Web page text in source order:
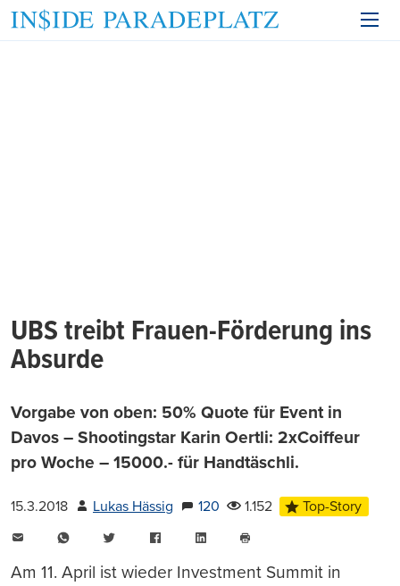
UBS treibt Frauen-Förderung ins
Absurde
Vorgabe von oben: 50% Quote für Event in
Davos – Shootingstar Karin Oertli: 2xCoiffeur
pro Woche – 15000.- für Handtäschli.
15.3.2018 Lukas Hässig 120 1.152
Top-Story
WhatsAppTwitter FacebookLinkedIn
drucken
Am 11. April ist wieder Investment Summit in